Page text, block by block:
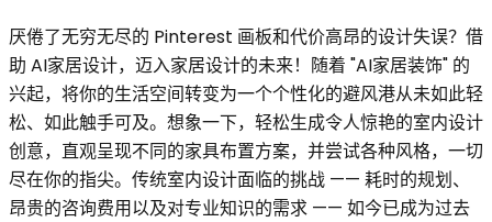
厌倦了无穷无尽的 Pinterest 画板和代价高昂的设计失误？借
助 AI家居设计，迈入家居设计的未来！随着 "AI家居装饰" 的
兴起，将你的生活空间转变为一个个性化的避风港从未如此轻
松、如此触手可及。想象一下，轻松生成令人惊艳的室内设计
创意，直观呈现不同的家具布置方案，并尝试各种风格，一切
尽在你的指尖。传统室内设计面临的挑战 —— 耗时的规划、
昂贵的咨询费用以及对专业知识的需求 —— 如今已成为过去